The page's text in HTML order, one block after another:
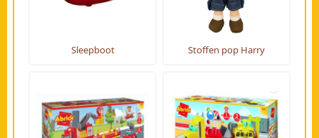
Sleepboot Stoffen pop Harry